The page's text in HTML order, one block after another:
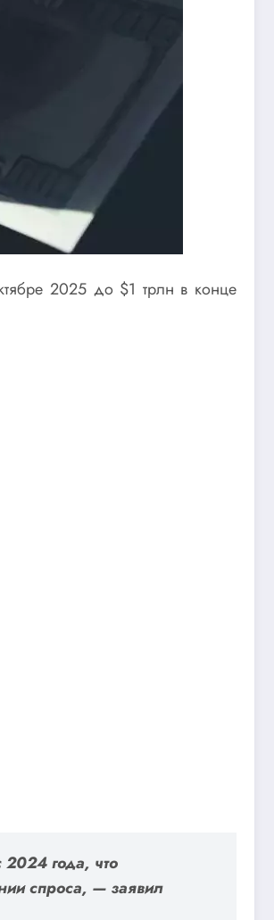
2025 до $1 трлн в конце
года, что
спроса, — заявил